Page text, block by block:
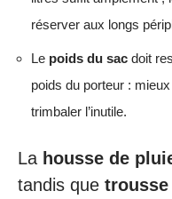
réserver aux longs
Le poids du sac doit
poids du porteur :
trimbaler l’inutile.
La housse de
tandis que trousse